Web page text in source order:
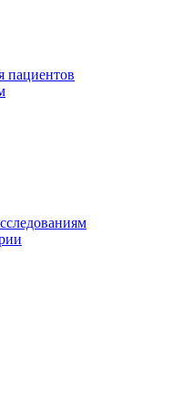
пациентов